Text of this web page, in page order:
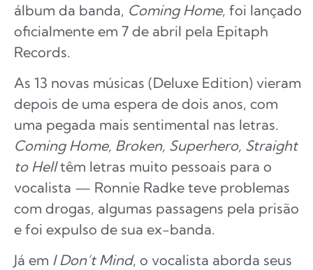
álbum da banda, Coming Home, foi lançado
oficialmente em 7 de abril pela Epitaph
Records.
As 13 novas músicas (Deluxe Edition) vieram
depois de uma espera de dois anos, com
uma pegada mais sentimental nas letras.
Coming Home, Broken, Superhero, Straight
to Helltêm letras muito pessoais para o
vocalista — Ronnie Radke teve problemas
com drogas, algumas passagens pela prisão
e foi expulso de sua ex-banda.
Já em I Don’t Mind, o vocalista aborda seus